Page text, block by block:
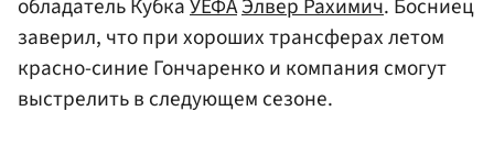
обладатель КубкаУЕФАЭлвер Рахимич. Босниец
заверил, что при хороших трансферах летом
красно-синие Гончаренко и компания смогут
выстрелить в следующем сезоне.